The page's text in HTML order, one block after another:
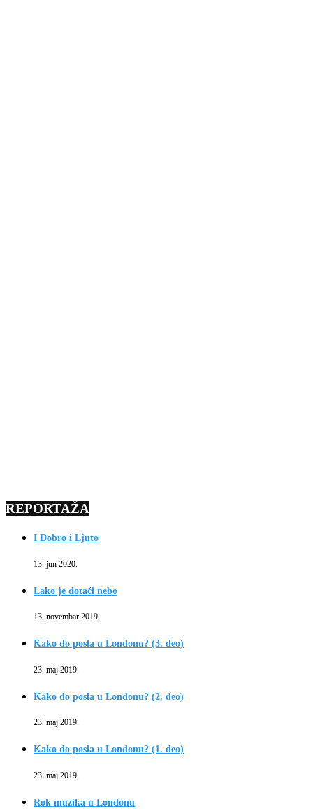
REPORTAŽA
I Dobro i Ljuto
13. jun 2020.
Lako je dotaći nebo
13. novembar 2019.
Kako do posla u Londonu? (3. deo)
23. maj 2019.
Kako do posla u Londonu? (2. deo)
23. maj 2019.
Kako do posla u Londonu? (1. deo)
23. maj 2019.
Rok muzika u Londonu